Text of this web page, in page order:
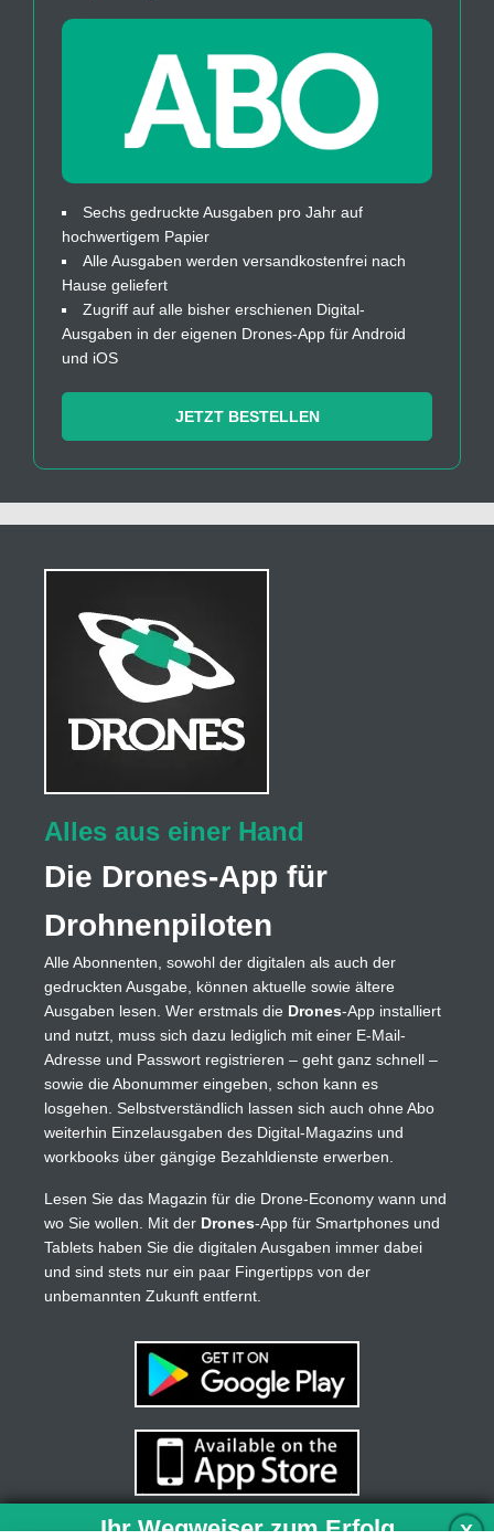
Sechs gedruckte Ausgaben pro Jahr auf
hochwertigem Papier
Alle Ausgaben werden versandkostenfrei nach
Hause geliefert
Zugriff auf alle bisher erschienen Digital-
Ausgaben in der eigenen Drones-App für Android
und iOS
JETZT BESTELLEN
Alles aus einer Hand
Die Drones-App für
Drohnenpiloten
Alle Abonnenten, sowohl der digitalen als auch der
gedruckten Ausgabe, können aktuelle sowie ältere
Ausgaben lesen. Wer erstmals die Drones-App installiert
und nutzt, muss sich dazu lediglich mit einer E-Mail-
Adresse und Passwort registrieren – geht ganz schnell –
sowie die Abonummer eingeben, schon kann es
losgehen. Selbstverständlich lassen sich auch ohne Abo
weiterhin Einzelausgaben des Digital-Magazins und
workbooks über gängige Bezahldienste erwerben.
Lesen Sie das Magazin für die Drone-Economy wann und
wo Sie wollen. Mit der Drones-App für Smartphones und
Tablets haben Sie die digitalen Ausgaben immer dabei
und sind stets nur ein paar Fingertipps von der
unbemannten Zukunft entfernt.
X
Ihr Wegweiser zum Erfolg